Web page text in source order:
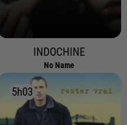
INDOCHINE
No Name
5h03
5h03